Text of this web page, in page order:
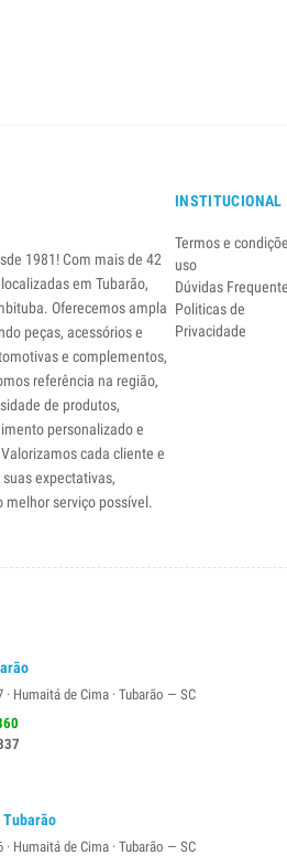
1981! Com mais de 42
em Tubarão,
Oferecemos ampla
peças, acessórios e
e complementos,
referência na região,
de produtos,
personalizado e
cada cliente e
expectativas,
melhor serviço possível.
INSTITUCIONAL
Termos e
uso
Dúvidas
Politicas de
Privacidade
Humaitá de Cima · Tubarão — SC
Humaitá de Cima · Tubarão — SC